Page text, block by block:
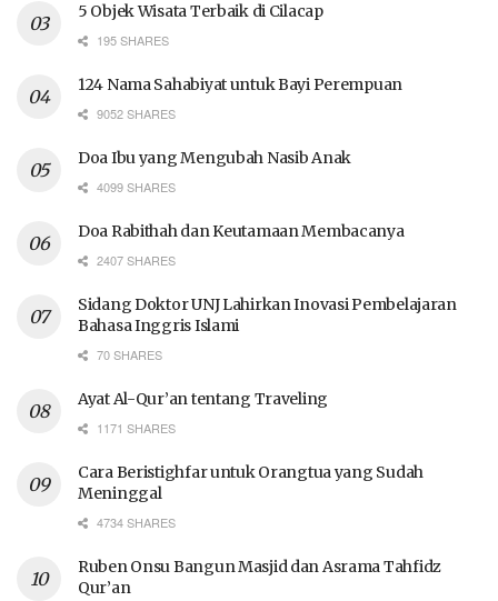
5 Objek Wisata Terbaik di Cilacap
195 SHARES
124 Nama Sahabiyat untuk Bayi Perempuan
9052 SHARES
Doa Ibu yang Mengubah Nasib Anak
4099 SHARES
Doa Rabithah dan Keutamaan Membacanya
2407 SHARES
Sidang Doktor UNJ Lahirkan Inovasi Pembelajaran
Bahasa Inggris Islami
70 SHARES
Ayat Al-Qur’an tentang Traveling
1171 SHARES
Cara Beristighfar untuk Orangtua yang Sudah
Meninggal
4734 SHARES
Ruben Onsu Bangun Masjid dan Asrama Tahfidz
Qur’an